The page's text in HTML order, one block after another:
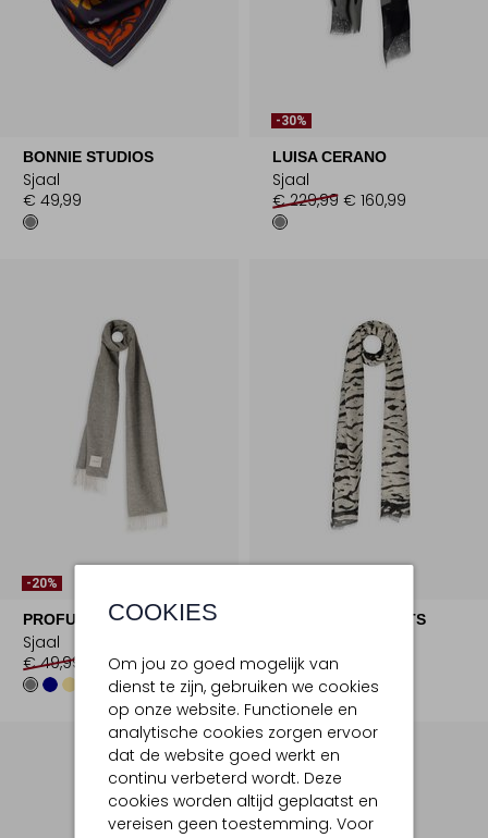
COOKIES
Om jou zo goed mogelijk van
dienst te zijn, gebruiken we cookies
op onze website. Functionele en
analytische cookies zorgen ervoor
dat de website goed werkt en
continu verbeterd wordt. Deze
cookies worden altijd geplaatst en
vereisen geen toestemming. Voor
BONNIE STUDIOS
Sjaal
€ 49,99
-30%
LUISA CERANO
Sjaal
€ 229,99 € 160,99
-20%
PROFUOMO
Sjaal
€ 49,99
€ 39,99
MARC CAIN SPORTS
€ 159,99